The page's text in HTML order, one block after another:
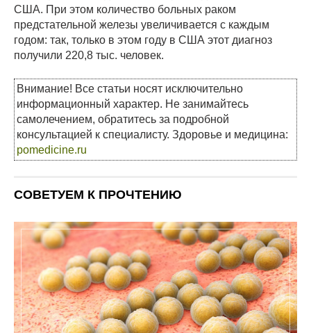
США. При этом количество больных раком
предстательной железы увеличивается с каждым
годом: так, только в этом году в США этот диагноз
получили 220,8 тыс. человек.
Внимание! Все статьи носят исключительно
информационный характер. Не занимайтесь
самолечением, обратитесь за подробной
консультацией к специалисту. Здоровье и медицина:
pomedicine.ru
СОВЕТУЕМ К ПРОЧТЕНИЮ